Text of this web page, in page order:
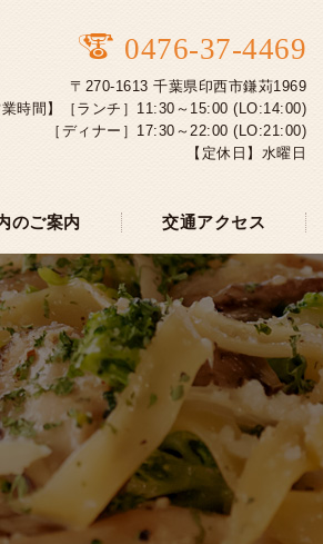
0476-37-4469
〒270-1613 千葉県印西市鎌苅1969
時間】［ランチ］11:30～15:00 (LO:14:00)
［ディナー］17:30～22:00 (LO:21:00)
【定休日】水曜日
のご案内 交通アクセス